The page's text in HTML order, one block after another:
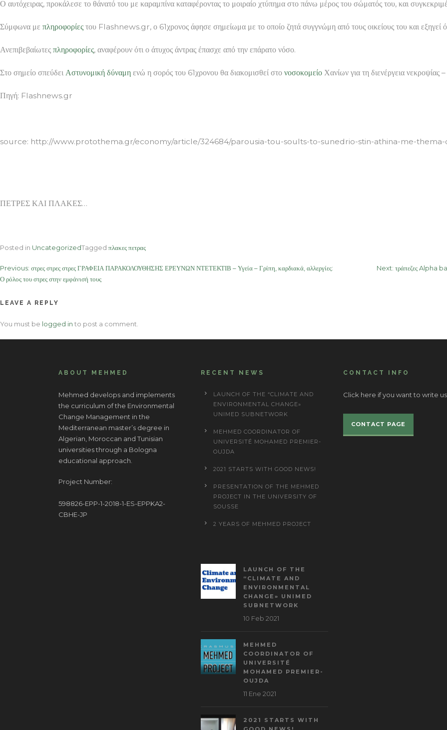
Ο αυτόχειρας, προκάλεσε το θάνατό του με καραμπίνα καταφέροντας το μοιραίο χτύπημα στο πάνω μέρος του σώματός του, και
Σύμφωνα με πληροφορίες του Flashnews.gr, ο 61χρονος άφησε σημείωμα με το οποίο ζητά συγγνώμη από τους οικείους του και εξηγεί
Ανεπιβεβαίωτες πληροφορίες, αναφέρουν ότι ο άτυχος άντρας έπασχε από την επάρατο νόσο.
Στο σημείο σπεύδει Αστυνομική δύναμη ενώ η σορός του 61χρονου θα διακομισθεί στο νοσοκομείο Χανίων για τη διενέργεια νεκροψίας
Πηγή: Flashnews.gr
source: http://www.protothema.gr/economy/article/324684/parousia-tou-soults-to-sunedrio-stin-athina-me-
ΠΕΤΡΕΣ ΚΑΙ ΠΛΑΚΕΣ…
Posted in UncategorizedTagged πλακες πετρας
Post
navigation
Previous: στρες στρες στρες ΓΡΑΦΕΙΑ ΠΑΡΑΚΟΛΟΥΘΗΣΗΣ ΕΡΕΥΝΩΝ ΝΤΕΤΕΚΤΙΒ – Υγεία – Γρίπη, καρδιακά, αλλεργίες:
Ο ρόλος του στρες στην εμφάνισή τους
Next: τράπεζες Alpha
LEAVE A REPLY
You must be logged in to post a comment.
ABOUT MEHMED
Mehmed develops and implements
the curriculum of the Environmental
Change Management in the
Mediterranean master’s degree in
Algerian, Moroccan and Tunisian
universities through a Bologna
educational approach.
Project Number:
598826-EPP-1-2018-1-ES-EPPKA2-
CBHE-JP
RECENT NEWS
LAUNCH OF THE “CLIMATE AND
ENVIRONMENTAL CHANGE»
UNIMED SUBNETWORK
MEHMED COORDINATOR OF
UNIVERSITÉ MOHAMED PREMIER-
OUJDA
2021 STARTS WITH GOOD NEWS!
PRESENTATION OF THE MEHMED
PROJECT IN THE UNIVERSITY OF
SOUSSE
2 YEARS OF MEHMED PROJECT
LAUNCH OF THE
“CLIMATE AND
ENVIRONMENTAL
CHANGE» UNIMED
SUBNETWORK
10 Feb 2021
MEHMED
COORDINATOR OF
UNIVERSITÉ
MOHAMED PREMIER-
OUJDA
11 Ene 2021
2021 STARTS WITH
CONTACT INFO
Click here if you want to write us.
CONTACT PAGE